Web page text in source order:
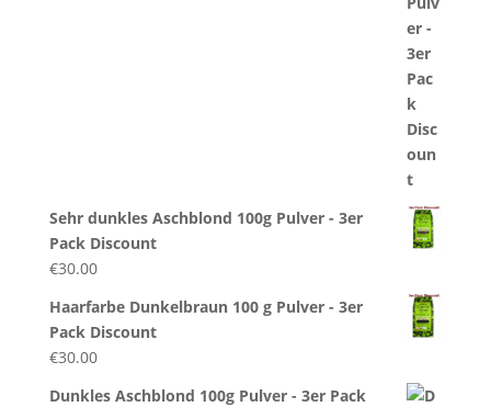
Sehr dunkles Aschblond 100g Pulver - 3er
Pack Discount
€30.00
Haarfarbe Dunkelbraun 100 g Pulver - 3er
Pack Discount
€30.00
Dunkles Aschblond 100g Pulver - 3er Pack